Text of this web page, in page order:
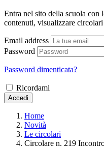
Entra nel sito della scuola con
contenuti, visualizzare
Email address
Password
Password dimenticata?
Ricordami
Accedi
Home
Novità
Le circolari
Circolare n. 219